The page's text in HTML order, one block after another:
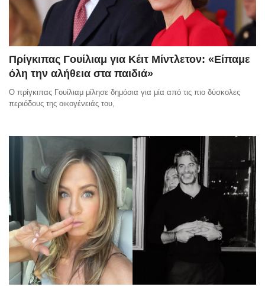
Πρίγκιπας Γουίλιαμ για Κέιτ Μίντλετον: «Είπαμε
όλη την αλήθεια στα παιδιά»
Ο πρίγκιπας Γουίλιαμ μίλησε δημόσια για μία από τις πιο δύσκολες
περιόδους της οικογένειάς του,